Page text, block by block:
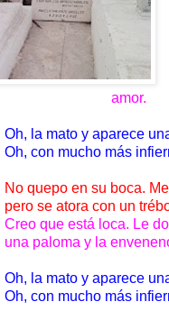
amor.
mato y aparece una
mucho más
en su boca. Me
se atora con un
que está loca. Le
paloma y la enveneno
mato y aparece una
mucho más